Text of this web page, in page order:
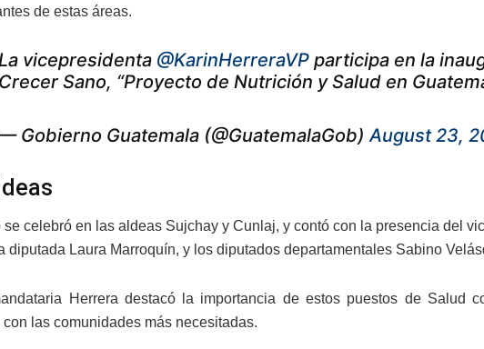
de estas áreas.
La vicepresidenta @KarinHerreraVP participa en la
Crecer Sano, “Proyecto de Nutrición y Salud en
Gobierno Guatemala (@GuatemalaGob) August 23,
se celebró en las aldeas Sujchay y Cunlaj, y contó con la presencia del
diputada Laura Marroquín, y los diputados departamentales Sabino
Herrera destacó la importancia de estos puestos de Salud
las comunidades más necesitadas.